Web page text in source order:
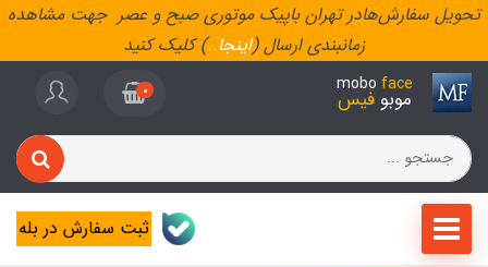
تحویل سفارش‌هادر تهران باپیک موتوری صبح و عصر جهت مشاهده
زمانبندی ارسال (اینجا..) کلیک کنید
mobo face
موبو فیس 0
ثبت سفارش در بله